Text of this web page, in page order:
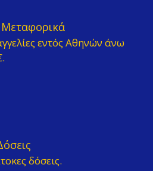
εντός Αθηνών άνω
δόσεις.